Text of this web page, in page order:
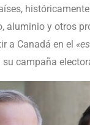
aluminio y otros
a Canadá en el
campaña